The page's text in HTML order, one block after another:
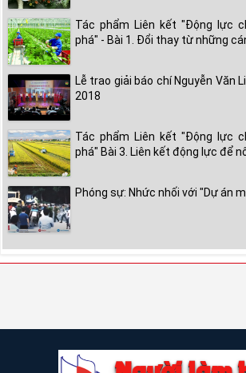
Tác phẩm Liên kết "Động lực
phá" - Bài 1. Đổi thay từ những
Lễ trao giải báo chí Nguyễn Văn
2018
Tác phẩm Liên kết "Động lực
phá" Bài 3. Liên kết động lực để
Phóng sự: Nhức nhối với "Dự án